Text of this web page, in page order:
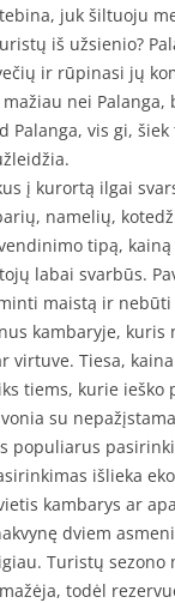
juk šiltuoju
iš užsienio?
ir rūpinasi jų
nei
Palanga, vis gi,
į kurortą ilgai
namelių,
tipą,
labai svarbūs.
maistą ir
kambaryje,
virtuve. Tiesa,
tiems, kurie
su
populiarus
išlieka
kambarys ar
dviem
Turistų
todėl